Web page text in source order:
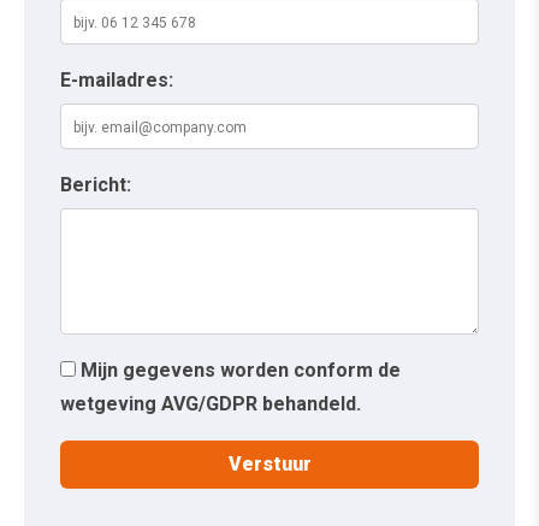
E-mailadres:
Bericht:
Mijn gegevens worden conform de
wetgeving AVG/GDPR behandeld.